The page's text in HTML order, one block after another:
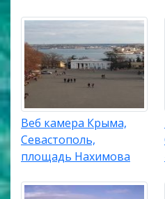
Веб камера Крыма,
Севастополь,
площадь Нахимова